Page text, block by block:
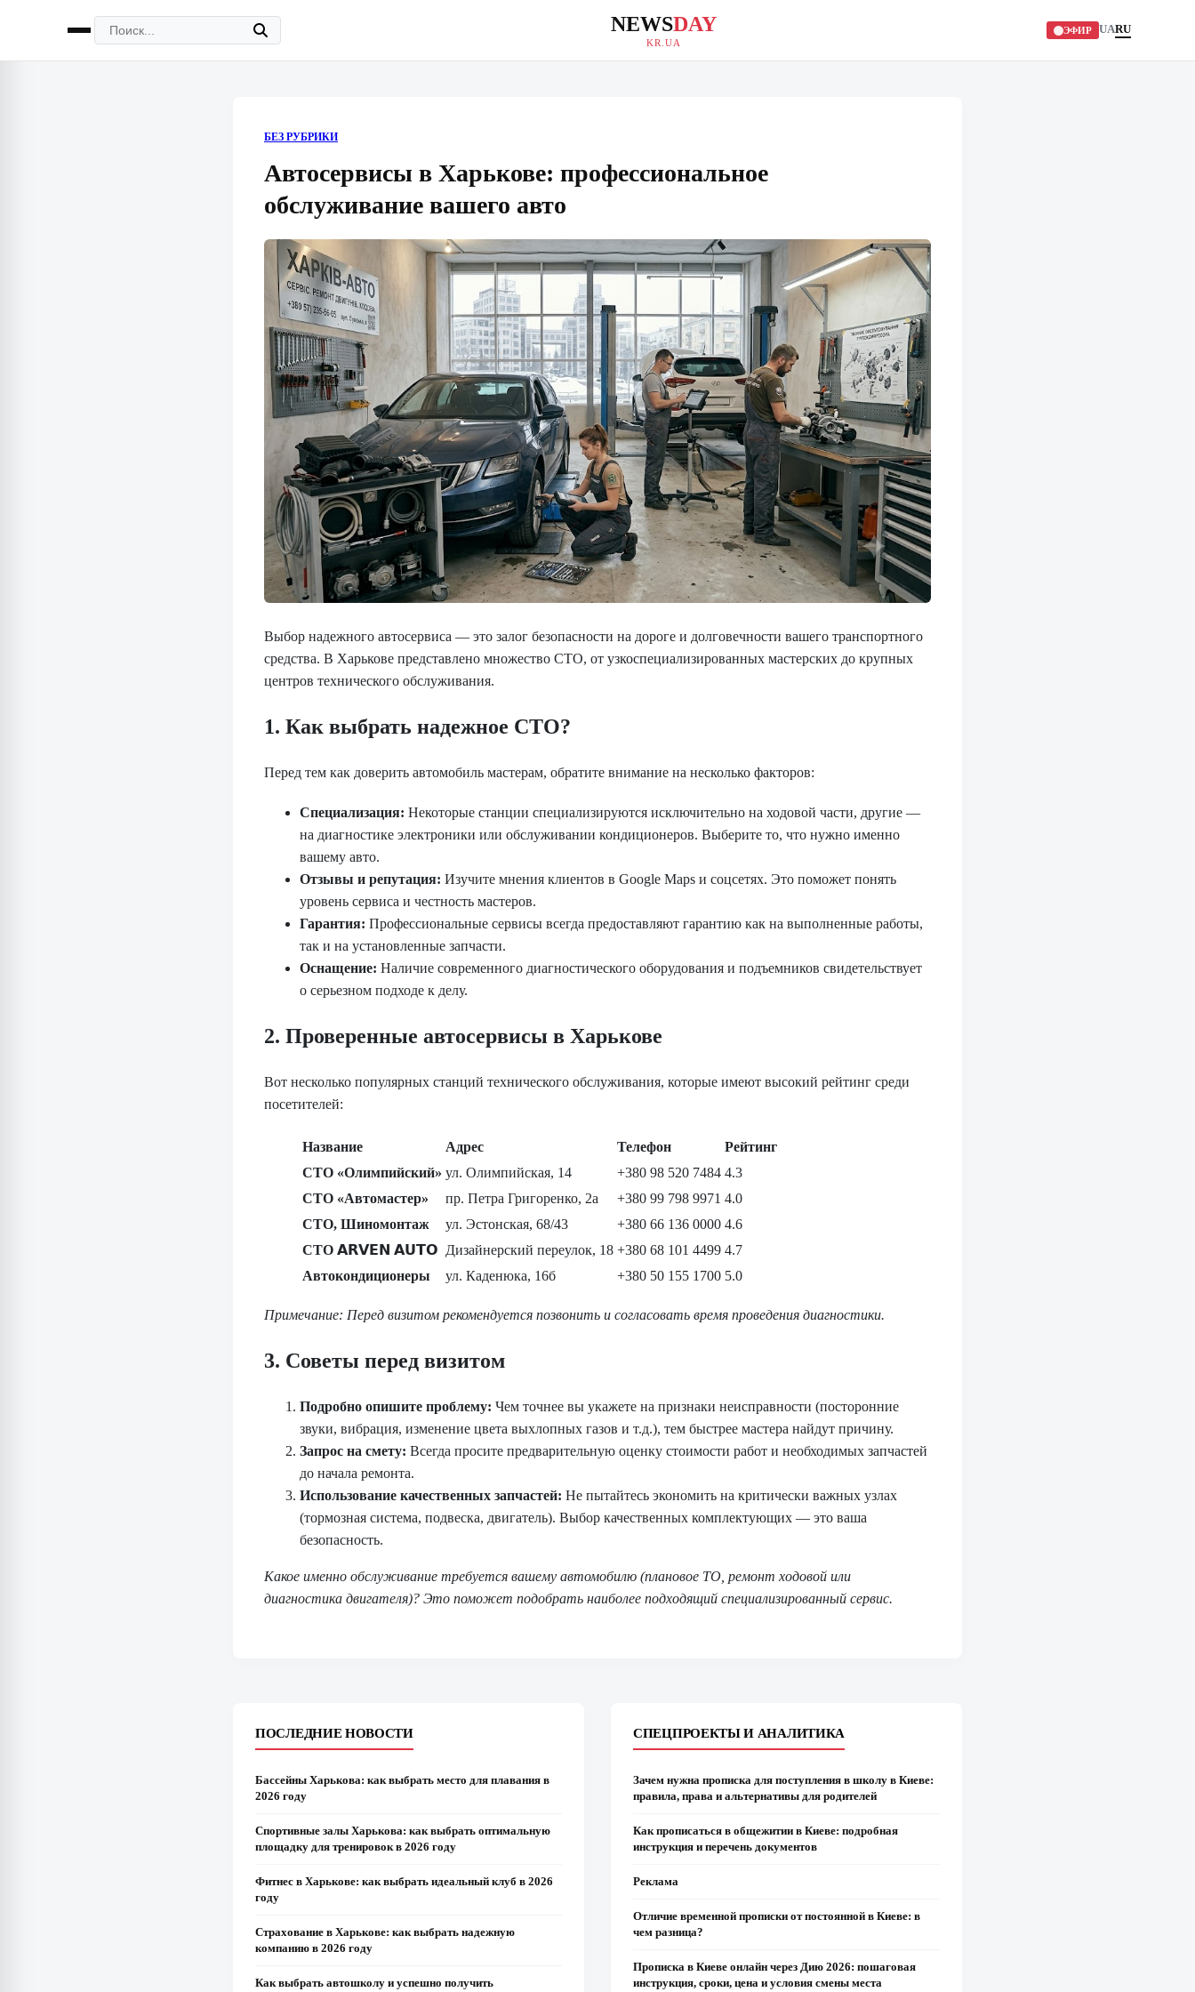
NEWSDAY
KR.UA
ЭФИР UARU
БЕЗ РУБРИКИ
Автосервисы в Харькове: профессиональное
обслуживание вашего авто
Выбор надежного автосервиса — это залог безопасности на дороге и долговечности вашего транспортного
средства. В Харькове представлено множество СТО, от узкоспециализированных мастерских до крупных
центров технического обслуживания.
1. Как выбрать надежное СТО?
Перед тем как доверить автомобиль мастерам, обратите внимание на несколько факторов:
Специализация: Некоторые станции специализируются исключительно на ходовой части, другие —
на диагностике электроники или обслуживании кондиционеров. Выберите то, что нужно именно
вашему авто.
Отзывы и репутация: Изучите мнения клиентов в Google Maps и соцсетях. Это поможет понять
уровень сервиса и честность мастеров.
Гарантия: Профессиональные сервисы всегда предоставляют гарантию как на выполненные работы,
так и на установленные запчасти.
Оснащение: Наличие современного диагностического оборудования и подъемников свидетельствует
о серьезном подходе к делу.
2. Проверенные автосервисы в Харькове
Вот несколько популярных станций технического обслуживания, которые имеют высокий рейтинг среди
посетителей:
Название Адрес Телефон
Рейтинг
СТО «Олимпийский» ул. Олимпийская, 14 +380 98 520 7484 4.3
СТО «Автомастер»
пр. Петра Григоренко, 2а +380 99 798 9971 4.0
СТО, Шиномонтаж
ул. Эстонская, 68/43 +380 66 136 0000 4.6
СТО 𝗔𝗥𝗩𝗘𝗡 𝗔𝗨𝗧𝗢 Дизайнерский переулок, 18 +380 68 101 4499 4.7
Автокондиционеры
ул. Каденюка, 16б +380 50 155 1700 5.0
Примечание: Перед визитом рекомендуется позвонить и согласовать время проведения диагностики.
3. Советы перед визитом
Подробно опишите проблему: Чем точнее вы укажете на признаки неисправности (посторонние
звуки, вибрация, изменение цвета выхлопных газов и т.д.), тем быстрее мастера найдут причину.
Запрос на смету: Всегда просите предварительную оценку стоимости работ и необходимых запчастей
до начала ремонта.
Использование качественных запчастей: Не пытайтесь экономить на критически важных узлах
(тормозная система, подвеска, двигатель). Выбор качественных комплектующих — это ваша
безопасность.
Какое именно обслуживание требуется вашему автомобилю (плановое ТО, ремонт ходовой или
диагностика двигателя)? Это поможет подобрать наиболее подходящий специализированный сервис.
ПОСЛЕДНИЕ НОВОСТИ
Бассейны Харькова: как выбрать место для плавания в
2026 году
Спортивные залы Харькова: как выбрать оптимальную
площадку для тренировок в 2026 году
Фитнес в Харькове: как выбрать идеальный клуб в 2026
году
Страхование в Харькове: как выбрать надежную
компанию в 2026 году
Как выбрать автошколу и успешно получить
СПЕЦПРОЕКТЫ И АНАЛИТИКА
Зачем нужна прописка для поступления в школу в Киеве:
правила, права и альтернативы для родителей
Как прописаться в общежитии в Киеве: подробная
инструкция и перечень документов
Реклама
Отличие временной прописки от постоянной в Киеве: в
чем разница?
Прописка в Киеве онлайн через Дию 2026: пошаговая
инструкция, сроки, цена и условия смены места